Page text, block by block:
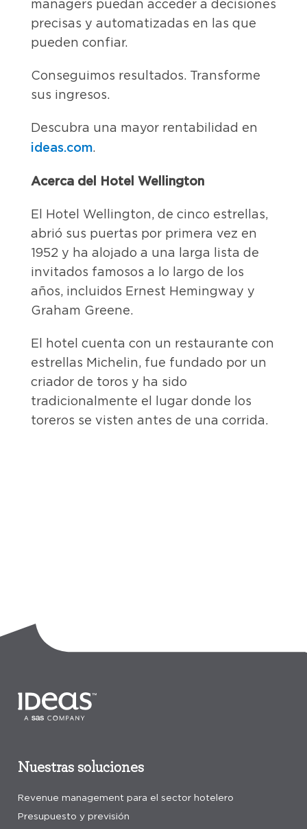
managers puedan acceder a decisiones
precisas y automatizadas en las que
pueden confiar.
Conseguimos resultados. Transforme
sus ingresos.
Descubra una mayor rentabilidad en
ideas.com.
Acerca del Hotel Wellington
El Hotel Wellington, de cinco estrellas,
abrió sus puertas por primera vez en
1952 y ha alojado a una larga lista de
invitados famosos a lo largo de los
años, incluidos Ernest Hemingway y
Graham Greene.
El hotel cuenta con un restaurante con
estrellas Michelin, fue fundado por un
criador de toros y ha sido
tradicionalmente el lugar donde los
toreros se visten antes de una corrida.
Nuestras soluciones
Revenue management para el sector hotelero
Presupuesto y previsión